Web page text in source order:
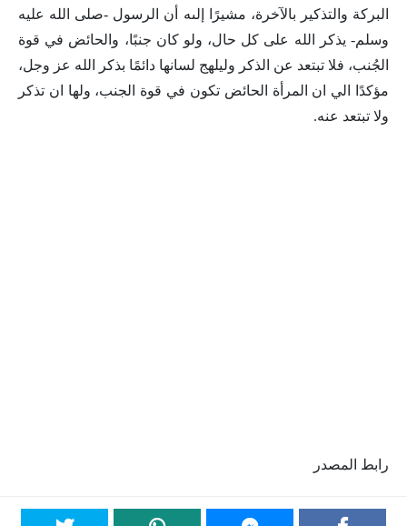
البركة والتذكير بالآخرة، مشيرًا إلىه أن الرسول -صلى الله عليه
وسلم- يذكر الله على كل حال، ولو كان جنبًا، والحائض في قوة
الجُنب، فلا تبتعد عن الذكر وليلهج لسانها دائمًا بذكر الله عز وجل،
مؤكدًا الي ان المرأة الحائض تكون في قوة الجنب، ولها ان تذكر
ولا تبتعد عنه.
رابط المصدر